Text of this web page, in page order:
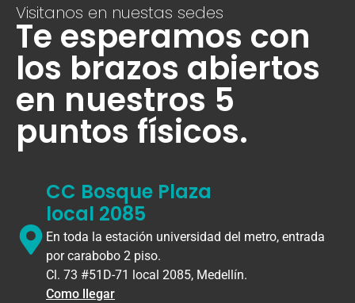
Visitanos en nuestas sedes
Te esperamos con
los brazos abiertos
en nuestros 5
puntos físicos.
CC Bosque Plaza
local 2085
En toda la estación universidad del metro, entrada
por carabobo 2 piso.
Cl. 73 #51D-71 local 2085, Medellín.
Como llegar